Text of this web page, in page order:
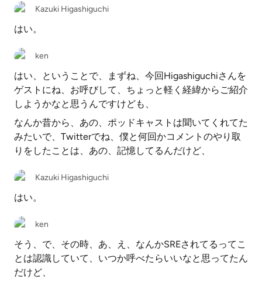
Kazuki Higashiguchi
はい。
ken
はい、ということで、まずね、今回Higashiguchiさんを
ゲストにね、お呼びして、ちょっと軽く経緯からご紹介
しようかなと思うんですけども、
なんか昔から、あの、ポッドキャストは聞いてくれてた
みたいで、Twitterでね、僕と何回かコメントのやり取
りをしたことは、あの、記憶してるんだけど、
Kazuki Higashiguchi
はい。
ken
そう、で、その時、あ、え、なんかSREされてるってこ
とは認識していて、いつか呼べたらいいなと思ってたん
だけど、